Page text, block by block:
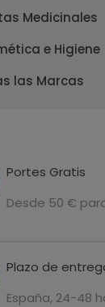
Medicinales
e Higiene
las Marcas
Portes Gratis
Desde 50 €
Plazo de
España, 24-48